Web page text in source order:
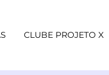
CLUBE PROJETO X